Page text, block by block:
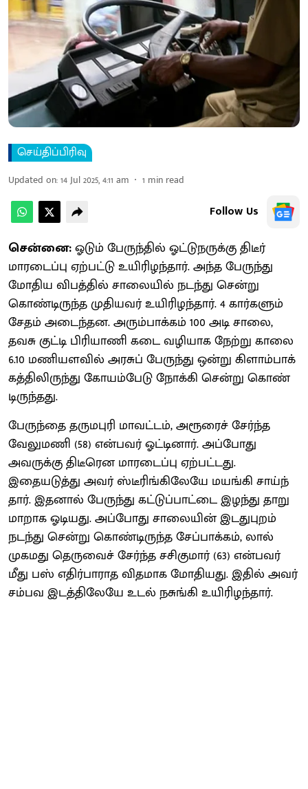
செய்திப்பிரிவு
Updated on:14 Jul 2025, 4:11 am 1 min read
Follow Us
சென்னை:ஓடும் பேருந்தில் ஓட்டுநருக்கு திடீர்
மாரடைப்பு ஏற்​பட்டு உயி​ரிழந்​தார். அந்த பேருந்து
மோதிய விபத்​தில் சாலை​யில் நடந்து சென்று
கொண்​டிருந்த முதி​ய​வர் உயி​ரிழந்​தார். 4 கார்​களும்
சேதம் அடைந்​தன. அரும்​பாக்​கம் 100 அடி சாலை,
தவசு குட்டி பிரி​யாணி கடை வழி​யாக நேற்று காலை
6.10 மணி​யள​வில் அரசுப் பேருந்து ஒன்று கிளாம்​பாக்​
கத்​திலிருந்து கோயம்​பேடு நோக்கி சென்று கொண்​
டிருந்​தது.
பேருந்தை தரு​மபுரி மாவட்​டம், அரூரைச் சேர்ந்த
வேலுமணி (58) என்​பவர் ஓட்​டி​னார். அப்​போது
அவருக்கு திடீரென மாரடைப்பு ஏற்பட்​டது.
இதையடுத்து அவர் ஸ்டீரிங்​கிலேயே மயங்கி சாய்ந்​
தார். இதனால் பேருந்து கட்​டுப்​பாட்டை இழந்து தாறு​
மாறாக ஓடியது. அப்​போது சாலை​யின் இடதுபுறம்
நடந்து சென்று கொண்​டிருந்த சேப்​பாக்​கம், லால்
முகமது தெரு​வைச் சேர்ந்த சசிகு​மார் (63) என்​பவர்
மீது பஸ் எதிர்​பா​ராத வித​மாக மோதி​யது. இதில் அவர்
சம்பவ இடத்​திலேயே உடல் நசுங்கி உயி​ரிழந்​தார்.